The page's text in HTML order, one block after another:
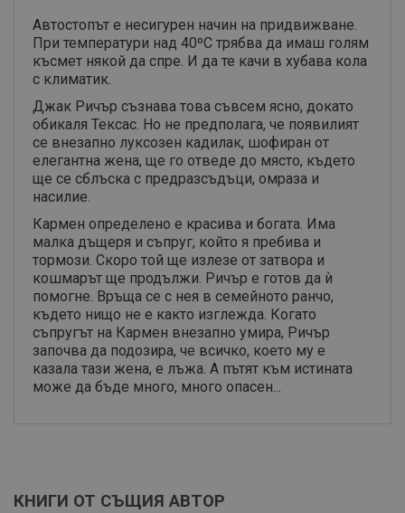
Автостопът е несигурен начин на придвижване.
При температури над 40ºC трябва да имаш голям
късмет някой да спре. И да те качи в хубава кола
с климатик.
Джак Ричър съзнава това съвсем ясно, докато
обикаля Тексас. Но не предполага, че появилият
се внезапно луксозен кадилак, шофиран от
елегантна жена, ще го отведе до място, където
ще се сблъска с предразсъдъци, омраза и
насилие.
Кармен определено е красива и богата. Има
малка дъщеря и съпруг, който я пребива и
тормози. Скоро той ще излезе от затвора и
кошмарът ще продължи. Ричър е готов да ѝ
помогне. Връща се с нея в семейното ранчо,
където нищо не е както изглежда. Когато
съпругът на Кармен внезапно умира, Ричър
започва да подозира, че всичко, което му е
казала тази жена, е лъжа. А пътят към истината
може да бъде много, много опасен...
КНИГИ ОТ СЪЩИЯ АВТОР